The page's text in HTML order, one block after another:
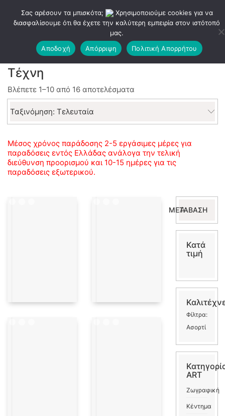
Τέχνη
Βλέπετε 1–10 από 16 αποτελέσματα
by
Ταξινόμηση: Τελευταία
Μέσος χρόνος παράδοσης 2-5 εργάσιμες μέρες για
παραδόσεις εντός Ελλάδας ανάλογα την τελική
διεύθυνση προορισμού και 10-15 ημέρες για τις
παραδόσεις εξωτερικού.
για:
ΜΕΤΆΒΑΣΗ
Κατά
τιμή
Φίλτρα:
Ασορτί
ART
Ζωγραφική
Κέντημα
Σας αρέσουν τα μπισκότα;
Χρησιμοποιούμε cookies για να
διασφαλίσουμε ότι θα έχετε την καλύτερη εμπειρία στον ιστότοπό
μας.
Αποδοχή
Απόρριψη Πολιτική Απορρήτου